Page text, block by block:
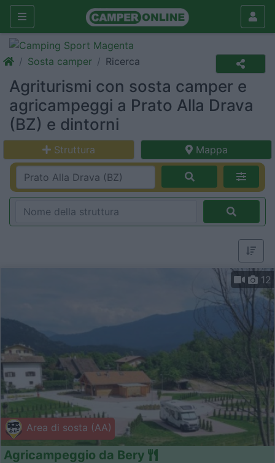
Sosta camper Ricerca
Agriturismi con sosta camper e
agricampeggi a Prato Alla Drava
(BZ) e dintorni
Struttura Mappa
Area di sosta (AA)
12
Agricampeggio da Bery